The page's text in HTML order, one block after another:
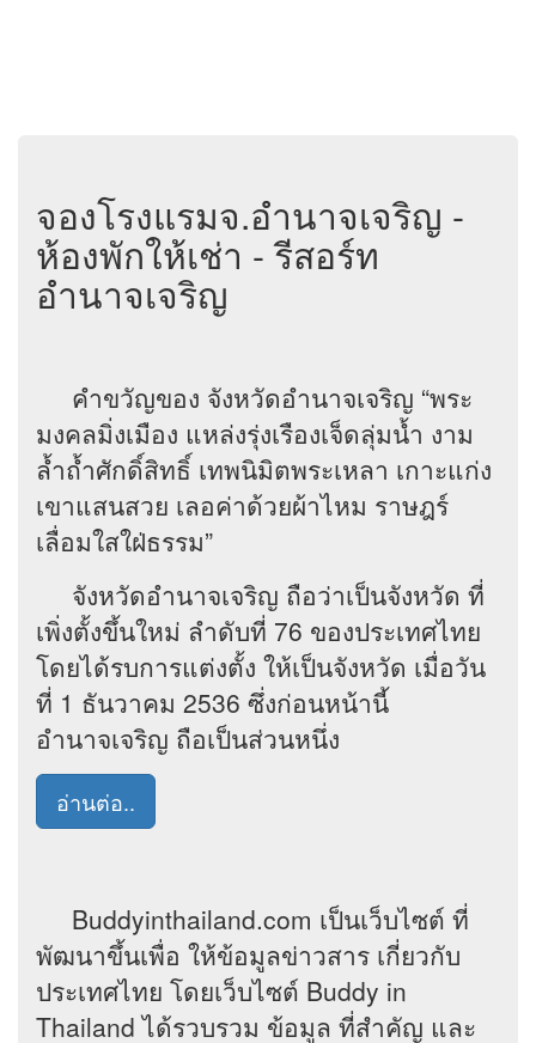
จองโรงแรมจ.อำนาจเจริญ -
ห้องพักให้เช่า - รีสอร์ท
อำนาจเจริญ
คำขวัญของ จังหวัดอำนาจเจริญ “พระ
มงคลมิ่งเมือง แหล่งรุ่งเรืองเจ็ดลุ่มน้ำ งาม
ล้ำถ้ำศักดิ์สิทธิ์ เทพนิมิตพระเหลา เกาะแก่ง
เขาแสนสวย เลอค่าด้วยผ้าไหม ราษฎร์
เลื่อมใสใฝ่ธรรม”
จังหวัดอำนาจเจริญ ถือว่าเป็นจังหวัด ที่
เพิ่งตั้งขึ้นใหม่ ลำดับที่ 76 ของประเทศไทย
โดยได้รบการแต่งตั้ง ให้เป็นจังหวัด เมื่อวัน
ที่ 1 ธันวาคม 2536 ซึ่งก่อนหน้านี้
อำนาจเจริญ ถือเป็นส่วนหนึ่ง
อ่านต่อ..
Buddyinthailand.com เป็นเว็บไซต์ ที่
พัฒนาขึ้นเพื่อ ให้ข้อมูลข่าวสาร เกี่ยวกับ
ประเทศไทย โดยเว็บไซต์ Buddy in
Thailand ได้รวบรวม ข้อมูล ที่สำคัญ และ